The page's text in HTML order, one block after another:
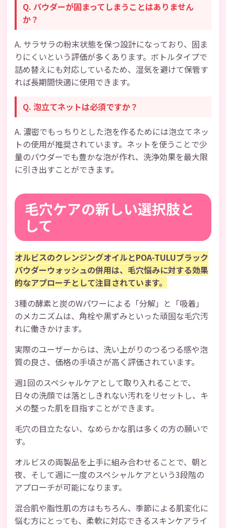
Q. パウダーが固まってしまうことはありません
か？
A. サラサラの粉末状態を保つ設計になっており、固ま
りにくいという評価が多くあります。ボトルタイプで
詰め替えにも対応しているため、湿気を避けて保管す
れば長期間快適に使用できます。
Q. 泡立てネットは必須ですか？
A. 濃密でもっちりとした泡を作るためには泡立てネッ
トの使用が推奨されています。ネットを使うことで少
量のパウダーでも豊かな泡が作れ、洗浄効果を最大限
に引き出すことができます。
毛穴ケアの新しい選択肢と
して
オルビスのクレンジングオイルとPOA-TULUブラック
パウダーウォッシュの併用は、毛穴悩みに対する効果
的なアプローチとして注目されています。
3種の酵素と炭のWパワーによる「分解」と「吸着」
のメカニズムは、角栓や黒ずみといった頑固な毛穴汚
れに働きかけます。
実際のユーザーからは、洗い上がりのつるつる感や泡
質の良さ、価格の手頃さが高く評価されています。
週1回のスペシャルケアとして取り入れることで、
日々の洗顔では落としきれない汚れをリセットし、キ
メの整った肌を目指すことができます。
毛穴の目立たない、なめらかな肌は多くの方の願いで
す。
オルビスの両製品を上手に組み合わせることで、朝と
夜、そして週に一度のスペシャルケアという3段階の
アプローチが可能になります。
混合肌や脂性肌の方はもちろん、季節による肌変化に
悩む方にとっても、柔軟に対応できるスキンケアライ